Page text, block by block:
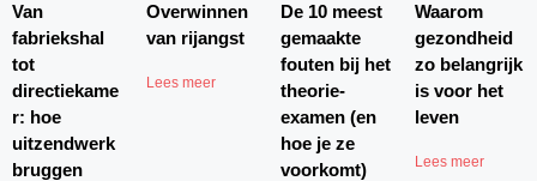
Van
fabriekshal
tot
directiekame
r: hoe
uitzendwerk
bruggen
Overwinnen
van rijangst
Lees meer
De 10 meest
gemaakte
fouten bij het
theorie-
examen (en
hoe je ze
voorkomt)
Waarom
gezondheid
zo belangrijk
is voor het
leven
Lees meer